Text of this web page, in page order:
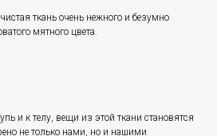
ткань очень нежного и безумно
мятного цвета.
и к телу, вещи из этой ткани становятся
не только нами, но и нашими